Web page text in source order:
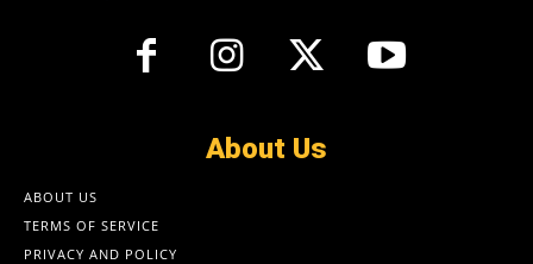
About Us
ABOUT US
TERMS OF SERVICE
PRIVACY AND POLICY